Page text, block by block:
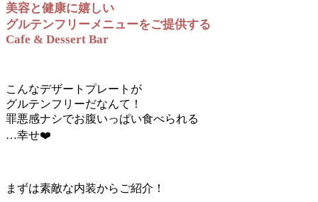
美容と健康に嬉しい
グルテンフリーメニューをご提供する
Cafe & Dessert Bar
こんなデザートプレートが
グルテンフリーだなんて！
罪悪感ナシでお腹いっぱい食べられる
…幸せ❤️
まずは素敵な内装からご紹介！